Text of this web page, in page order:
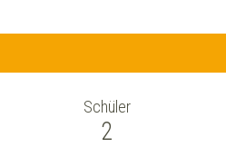
Schüler
2